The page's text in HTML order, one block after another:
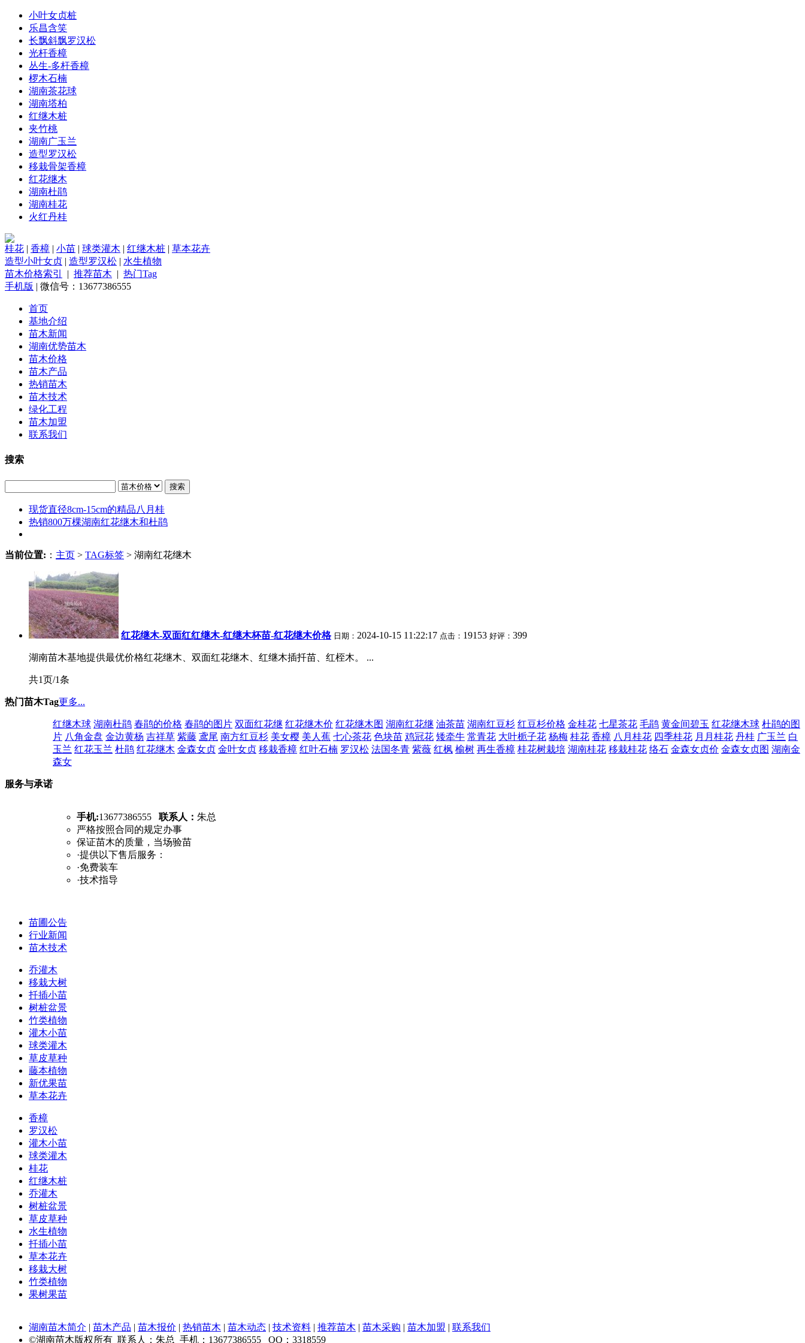
小叶女贞桩
乐昌含笑
长飘斜飘罗汉松
光杆香樟
丛生-多杆香樟
椤木石楠
湖南茶花球
湖南塔柏
红继木桩
夹竹桃
湖南广玉兰
造型罗汉松
移栽骨架香樟
红花继木
湖南杜鹃
湖南桂花
火红丹桂
桂花 | 香樟 | 小苗 | 球类灌木 | 红继木桩 | 草本花卉
造型小叶女贞 | 造型罗汉松 | 水生植物
苗木价格索引
| 推荐苗木 | 热门Tag
手机版 | 微信号：13677386555
首页
基地介绍
苗木新闻
湖南优势苗木
苗木价格
苗木产品
热销苗木
苗木技术
绿化工程
苗木加盟
联系我们
搜索
搜索
现货直径8cm-15cm的精品八月桂
热销800万棵湖南红花继木和杜鹃
当前位置: ： 主页 > TAG标签 > 湖南红花继木
红花继木-双面红红继木-红继木杯苗-红花继木价格 日期： 2024-10-15 11:22:17 点击： 19153 好评： 399
湖南苗木基地提供最优价格红花继木、双面红花继木、红继木插扦苗、红桎木。 ...
共1页/1条
热门苗木Tag更多...
红继木球 湖南杜鹃 春鹃的价格 春鹃的图片 双面红花继 红花继木价 红花继木图 湖南红花继 油茶苗 湖南红豆杉 红豆杉价格 金桂花 七星茶花 毛鹃 黄金间碧玉 红花继木球 杜鹃的图
片 八角金盘 金边黄杨 吉祥草 紫藤 鸢尾 南方红豆杉 美女樱 美人蕉 七心茶花 色块苗 鸡冠花 矮牵牛 常青花 大叶栀子花 杨梅 桂花 香樟 八月桂花 四季桂花 月月桂花 丹桂 广玉兰 白
玉兰 红花玉兰 杜鹃 红花继木 金森女贞 金叶女贞 移栽香樟 红叶石楠 罗汉松 法国冬青 紫薇 红枫 榆树 再生香樟 桂花树栽培 湖南桂花 移栽桂花 络石 金森女贞价 金森女贞图 湖南金
森女
服务与承诺
手机:13677386555 联系人： 朱总
严格按照合同的规定办事
保证苗木的质量，当场验苗
·提供以下售后服务：
·免费装车
·技术指导
苗圃公告
行业新闻
苗木技术
乔灌木
移栽大树
扦插小苗
树桩盆景
竹类植物
灌木小苗
球类灌木
草皮草种
藤本植物
新优果苗
草本花卉
香樟
罗汉松
灌木小苗
球类灌木
桂花
红继木桩
乔灌木
树桩盆景
草皮草种
水生植物
扦插小苗
草本花卉
移栽大树
竹类植物
果树果苗
湖南苗木简介 | 苗木产品 | 苗木报价 | 热销苗木 | 苗木动态 | 技术资料 | 推荐苗木 | 苗木采购 | 苗木加盟 | 联系我们
©湖南苗木版权所有 联系人：朱总 手机：13677386555 QQ：3318559